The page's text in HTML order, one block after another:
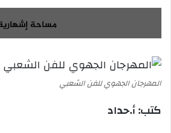
ب
ع
ع
ى
س
ل
ب
ي
المهرجان الجهوي للفن الشعبي
كتب: أ.حداد